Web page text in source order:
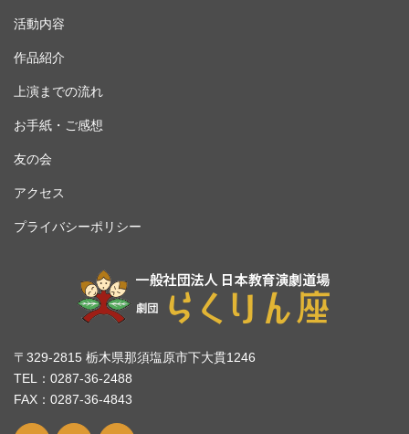
活動内容
作品紹介
上演までの流れ
お手紙・ご感想
友の会
アクセス
プライバシーポリシー
〒329-2815 栃木県那須塩原市下大貫1246
TEL：0287-36-2488
FAX：0287-36-4843